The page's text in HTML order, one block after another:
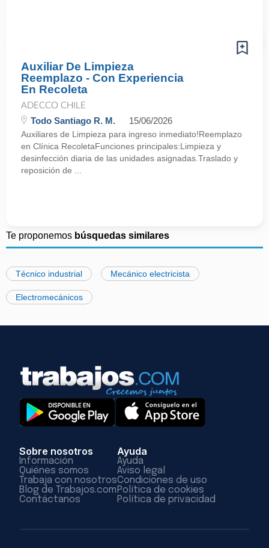
Auxiliar De Limpieza
Reemplazo - Con Experiencia
En Recoleta
ADECCO CHILE
Todo Santiago R. M. 15/06/2026
Auxiliares de Limpieza para ingreso inmediato!Reemplazo
en Clínica RecoletaFunciones principales:Limpieza y
desinfección diaria de las unidades asignadas.Traslado y
reposición de ...
Te proponemos búsquedas similares
Técnico industrial Mecánico electricista
Electromecánicos
Sobre nosotros
Información
Quiénes somos
Trabaja con nosotros
Blog de Trabajos.com
Contáctanos
Ayuda
Ayuda
Aviso legal
Condiciones de uso
Política de cookies
Política de privacidad